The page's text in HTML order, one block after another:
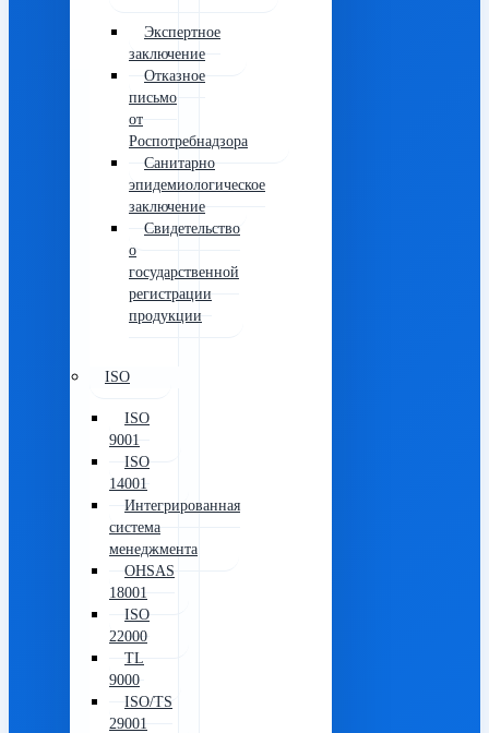
Экспертное
заключение
Отказное
письмо
от
Роспотребнадзора
Санитарно
эпидемиологическое
заключение
Свидетельство
о
государственной
регистрации
продукции
ISO
ISO
9001
ISO
14001
Интегрированная
система
менеджмента
OHSAS
18001
ISO
22000
TL
9000
ISO/TS
29001